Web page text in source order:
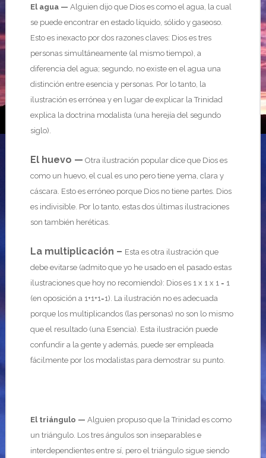
El agua — Alguien dijo que Dios es como el agua, la cual
se puede encontrar en estado líquido, sólido y gaseoso.
Esto es inexacto por dos razones claves: Dios es tres
personas simultáneamente (al mismo tiempo), a
diferencia del agua; segundo, no existe en el agua una
distinción entre esencia y personas. Por lo tanto, la
ilustración es errónea y en lugar de explicar la Trinidad
explica la doctrina modalista (una herejía del segundo
siglo).
El huevo — Otra ilustración popular dice que Dios es
como un huevo, el cual es uno pero tiene yema, clara y
cáscara. Esto es erróneo porque Dios no tiene partes. Dios
es indivisible. Por lo tanto, estas dos últimas ilustraciones
son también heréticas.
La multiplicación – Esta es otra ilustración que
debe evitarse (admito que yo he usado en el pasado estas
ilustraciones que hoy no recomiendo): Dios es 1 x 1 x 1 = 1
(en oposición a 1+1+1=1). La ilustración no es adecuada
porque los multiplicandos (las personas) no son lo mismo
que el resultado (una Esencia). Esta ilustración puede
confundir a la gente y además, puede ser empleada
fácilmente por los modalistas para demostrar su punto.
El triángulo — Alguien propuso que la Trinidad es como
un triángulo. Los tres ángulos son inseparables e
interdependientes entre sí, pero el triángulo sigue siendo